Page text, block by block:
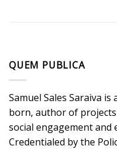
QUEM PUBLICA
Samuel Sales Saraiva
born, author of
social engagement
Credentialed by the